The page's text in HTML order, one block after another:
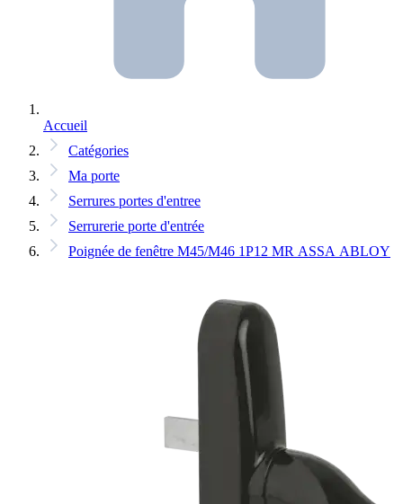
Accueil
Catégories
Ma porte
Serrures portes d'entree
Serrurerie porte d'entrée
Poignée de fenêtre M45/M46 1P12 MR ASSA ABLOY